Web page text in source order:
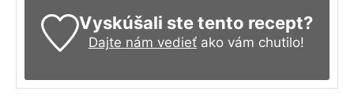
Vyskúšali ste tento recept?
Dajte nám vedieťako vám chutilo!